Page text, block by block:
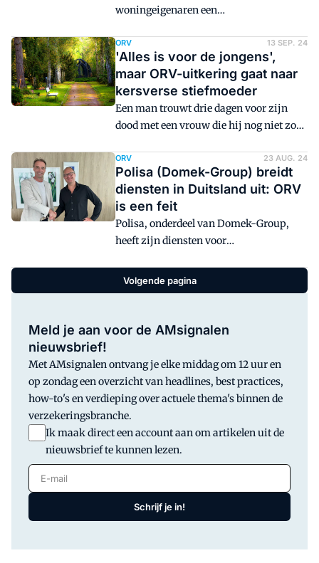
woningeigenaren een
afgesloten, lopen huurders nog steeds
achter. Slechts vijftien procent van hen
geeft aan een ORV te hebben. Dit blijkt
uit onderzoek dat het Verbond van
Verzekeraars heeft laten uitvoeren.
ORV 13 SEP. 24
'Alles is voor de jongens',
maar ORV-uitkering gaat naar
kersverse stiefmoeder
Een man trouwt drie dagen voor zijn
dood met een vrouw die hij nog niet zo
conform de polisvoorwaarden de ORV-
uitkering op. Dit tot afgrijzen van de
twee zoons van de man, maar zij krijgen
bij het gerechtshof geen gelijk. Ze
kunnen namelijk niet aantonen dat de
intentie van hun vader anders was.
ORV 23 AUG. 24
Polisa (Domek-Group) breidt
diensten in Duitsland uit: ORV
is een feit
Polisa, onderdeel van Domek-Group,
heeft zijn diensten voor
uitgebreid met de introductie van een
overlijdensrisicoverzekering. Eind 2023
markt met een uitvaartverzekering in
Volgende pagina
Meld je aan voor de AMsignalen
nieuwsbrief!
Met AMsignalen ontvang je elke middag om 12 uur en
op zondag een overzicht van headlines, best practices,
how-to's en verdieping over actuele thema's binnen de
verzekeringsbranche.
Ik maak direct een account aan om artikelen uit de
nieuwsbrief te kunnen lezen.
E-mail
Schrijf je in!